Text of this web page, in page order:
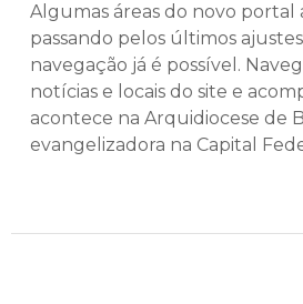
Algumas áreas do novo portal
passando pelos últimos
navegação já é possível.
notícias e locais do site e
acontece na Arquidiocese de
evangelizadora na Capital